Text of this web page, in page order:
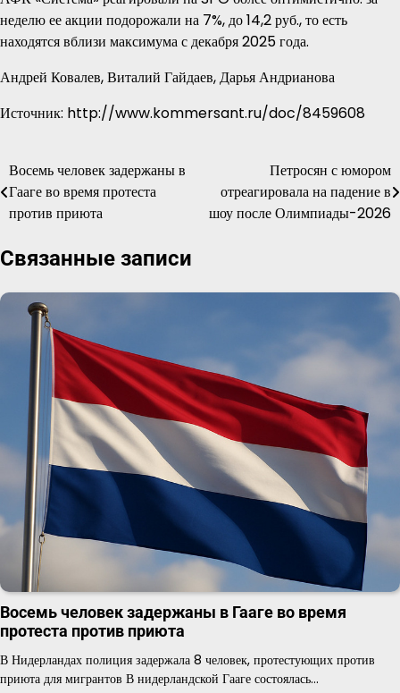
неделю ее акции подорожали на 7%, до 14,2 руб., то есть
находятся вблизи максимума с декабря 2025 года.
Андрей Ковалев, Виталий Гайдаев, Дарья Андрианова
Источник: http://www.kommersant.ru/doc/8459608
Навигация
по
Восемь человек задержаны в
Гааге во время протеста
против приюта
Петросян с юмором
отреагировала на падение в
шоу после Олимпиады-2026
Связанные записи
Восемь человек задержаны в Гааге во время
протеста против приюта
В Нидерландах полиция задержала 8 человек, протестующих против
приюта для мигрантов В нидерландской Гааге состоялась…